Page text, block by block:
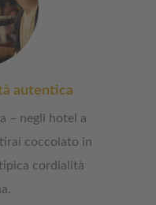
autentica
– negli hotel a
coccolato in
cordialità